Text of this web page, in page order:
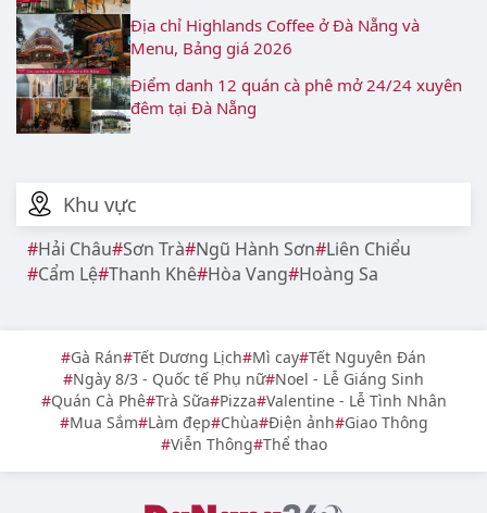
Khu vực
Hải Châu Sơn Trà Ngũ Hành Sơn Liên Chiểu
Cẩm Lệ Thanh Khê Hòa Vang Hoàng Sa
Địa chỉ Highlands Coffee ở Đà Nẵng và
Menu, Bảng giá 2026
Điểm danh 12 quán cà phê mở 24/24 xuyên
đêm tại Đà Nẵng
Gà Rán Tết Dương Lịch Mì cay Tết Nguyên Đán
Ngày 8/3 - Quốc tế Phụ nữ Noel - Lễ Giáng Sinh
Quán Cà Phê Trà Sữa Pizza Valentine - Lễ Tình Nhân
Mua Sắm Làm đẹp Chùa Điện ảnh Giao Thông
Viễn Thông Thể thao